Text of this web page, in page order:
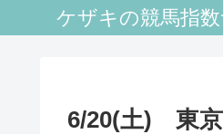
ケザキの競馬指数
6/20(土) 東